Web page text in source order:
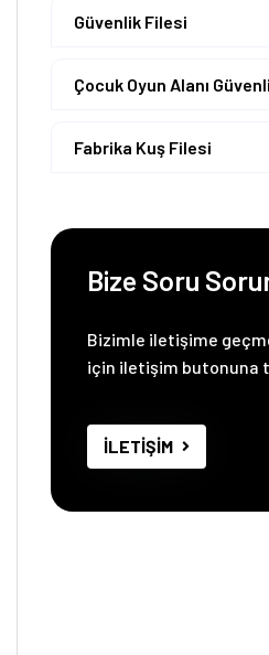
Güvenlik Filesi
Çocuk Oyun Alanı
Fabrika Kuş Filesi
Bize Soru
Bizimle iletişime
için iletişim butonuna
İLETİŞİM